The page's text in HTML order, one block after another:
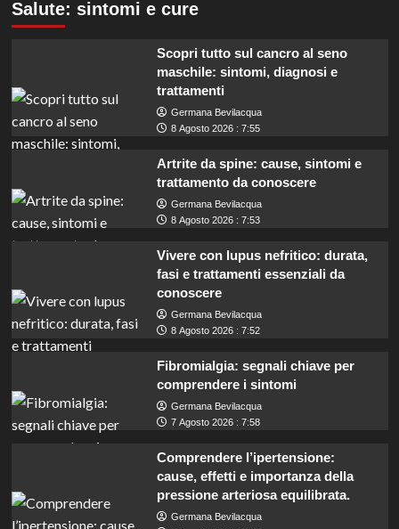
Salute: sintomi e cure
Scopri tutto sul cancro al seno
maschile: sintomi, diagnosi e
trattamenti
Germana Bevilacqua
8 Agosto 2026 : 7:55
Artrite da spine: cause, sintomi e
trattamento da conoscere
Germana Bevilacqua
8 Agosto 2026 : 7:53
Vivere con lupus nefritico: durata,
fasi e trattamenti essenziali da
conoscere
Germana Bevilacqua
8 Agosto 2026 : 7:52
Fibromialgia: segnali chiave per
comprendere i sintomi
Germana Bevilacqua
7 Agosto 2026 : 7:58
Comprendere l’ipertensione:
cause, effetti e importanza della
pressione arteriosa equilibrata.
Germana Bevilacqua